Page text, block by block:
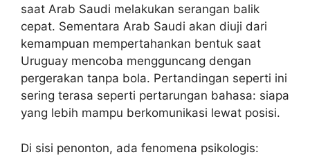
saat Arab Saudi melakukan serangan balik
cepat. Sementara Arab Saudi akan diuji dari
kemampuan mempertahankan bentuk saat
Uruguay mencoba mengguncang dengan
pergerakan tanpa bola. Pertandingan seperti ini
sering terasa seperti pertarungan bahasa: siapa
yang lebih mampu berkomunikasi lewat posisi.
Di sisi penonton, ada fenomena psikologis: